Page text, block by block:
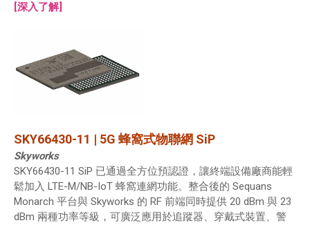
[深入了解]
SKY66430-11 | 5G 蜂窩式物聯網 SiP
Skyworks
SKY66430-11 SiP 已通過全方位預認證，讓終端設備廠商能輕
鬆加入 LTE-M/NB-IoT 蜂窩連網功能。整合後的 Sequans
Monarch 平台與 Skyworks 的 RF 前端同時提供 20 dBm 與 23
dBm 兩種功率等級，可廣泛應用於追蹤器、穿戴式裝置、警